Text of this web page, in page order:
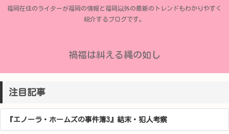
福岡在住のライターが福岡の情報と福岡以外の最新のトレンドもわかりやすく
紹介するブログです。
禍福は糾える縄の如し
注目記事
『エノーラ・ホームズの事件簿3』結末・犯人考察